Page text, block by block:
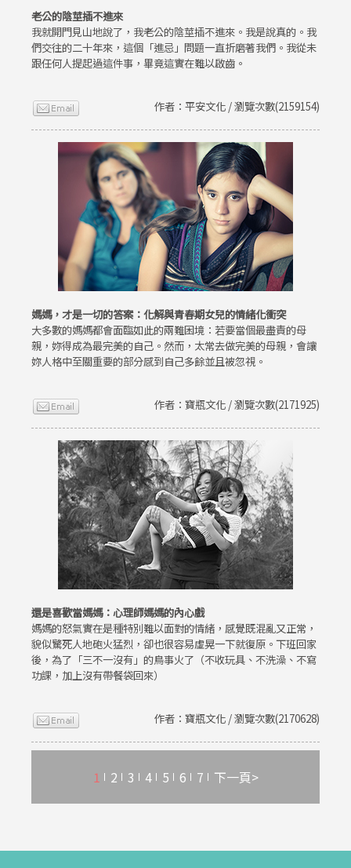
老公的陰莖插不進來
我就開門見山地說了，我老公的陰莖插不進來。我是說真的。我
們交往的二十年來，這個「進忌」問題一直折磨著我們。我從未
跟任何人提起過這件事，畢竟這實在難以啟齒。
作者：平安文化 / 瀏覽次數(2159154)
媽媽，才是一切的答案：化解與青春期女兒的情緒化衝突
大多數的媽媽都會面臨如此的兩難困境：若要當個最盡責的母
親，妳得成為最完美的自己。然而，太常去做完美的母親，會讓
妳人格中至關重要的部分感到自己多餘並且被忽視。
作者：寶瓶文化 / 瀏覽次數(2171925)
還是喜歡當媽媽：心理師媽媽的內心戲
媽媽的怒氣實在是種特別難以面對的情緒，感覺既混亂又正常，
貌似驚死人地砲火猛烈，卻也很容易虛晃一下就復原。下班回家
後，為了「三不一沒有」的鳥事火了（不收玩具、不洗澡、不寫
功課，加上沒有帶餐袋回來）
作者：寶瓶文化 / 瀏覽次數(2170628)
1 2 3 4 5 6 7 下一頁>